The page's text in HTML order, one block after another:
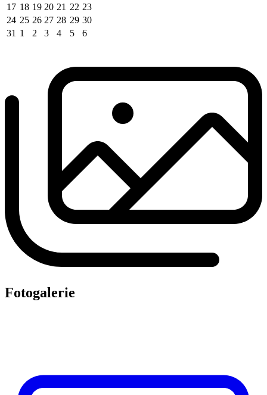
17 18 19 20 21 22 23
24 25 26 27 28 29 30
31 1 2 3 4 5 6
Fotogalerie